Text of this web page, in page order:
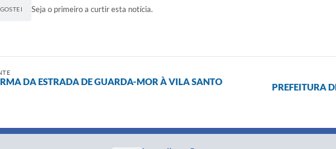
Seja o primeiro a curtir esta notícia.
DA ESTRADA DE GUARDA-MOR À VILA SANTO
PREFEITURA